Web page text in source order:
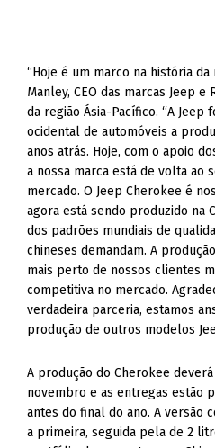
“Hoje é um marco na história da
Manley, CEO das marcas Jeep
da região Ásia-Pacífico. “A
ocidental de automóveis a
anos atrás. Hoje, com o apoio
a nossa marca está de volta ao
mercado. O Jeep Cherokee é
agora está sendo produzido na
dos padrões mundiais de
chineses demandam. A
mais perto de nossos clientes
competitiva no mercado.
verdadeira parceria, estamos
produção de outros modelos
A produção do Cherokee
novembro e as entregas estão
antes do final do ano. A versão
a primeira, seguida pela de 2